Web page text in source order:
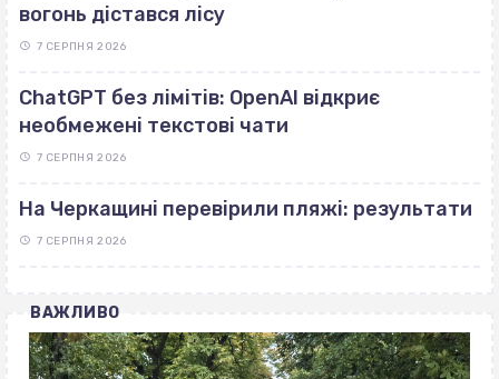
вогонь дістався лісу
7 СЕРПНЯ 2026
ChatGPT без лімітів: OpenAI відкриє
необмежені текстові чати
7 СЕРПНЯ 2026
На Черкащині перевірили пляжі: результати
7 СЕРПНЯ 2026
ВАЖЛИВО